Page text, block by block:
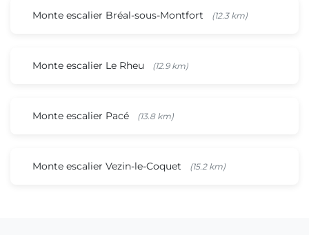
Monte escalier Bréal-sous-Montfort (12.3 km)
Monte escalier Le Rheu (12.9 km)
Monte escalier Pacé (13.8 km)
Monte escalier Vezin-le-Coquet (15.2 km)